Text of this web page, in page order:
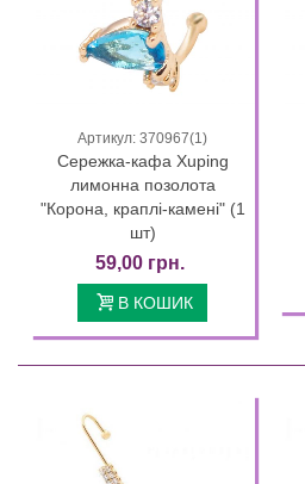
Артикул: 370967(1)
Сережка-кафа Xuping
лимонна позолота
"Корона, краплі-камені" (1
шт)
59,00 грн.
В КОШИК